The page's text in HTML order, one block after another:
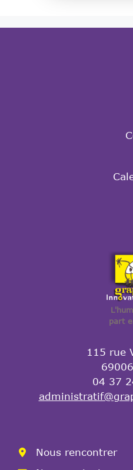
part
115 rue
69006
04 37
Nous rencontrer